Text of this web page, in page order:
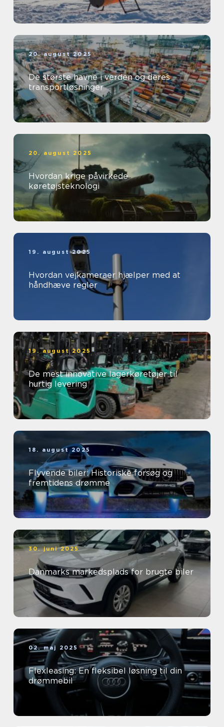
20. august 2025
De største havne i verden og deres
transportløsninger
20. august 2025
Hvordan krige påvirkede
køretøjsteknologi
19. august 2025
Hvordan vejkameraer hjælper med at
håndhæve regler
19. august 2025
De mest innovative lagerkøretøjer til
hurtig levering
18. august 2025
Flyvende biler: Historiske forsøg og
fremtidens drømme
30. juni 2025
Danmarks markedsplads for brugte biler
02. maj 2025
Flexleasing: En fleksibel løsning til din
drømmebil